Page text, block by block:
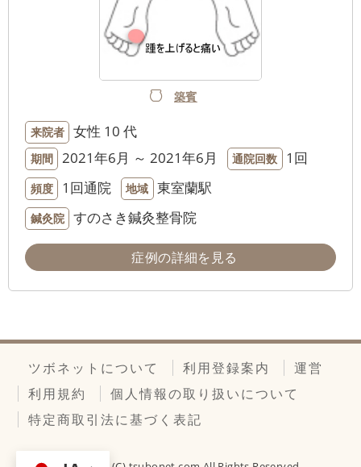
築賓
来院者 女性 10 代
期間 2021年6月 ～ 2021年6月 通院回数 1回
頻度 1回通院 地域 東室蘭駅
鍼灸院 すのさき鍼灸整骨院
症例の詳細を見る
ツボネットについて 利用登録案内
運営
利用規約
個人情報の取り扱いについて
特定商取引法に基づく表記